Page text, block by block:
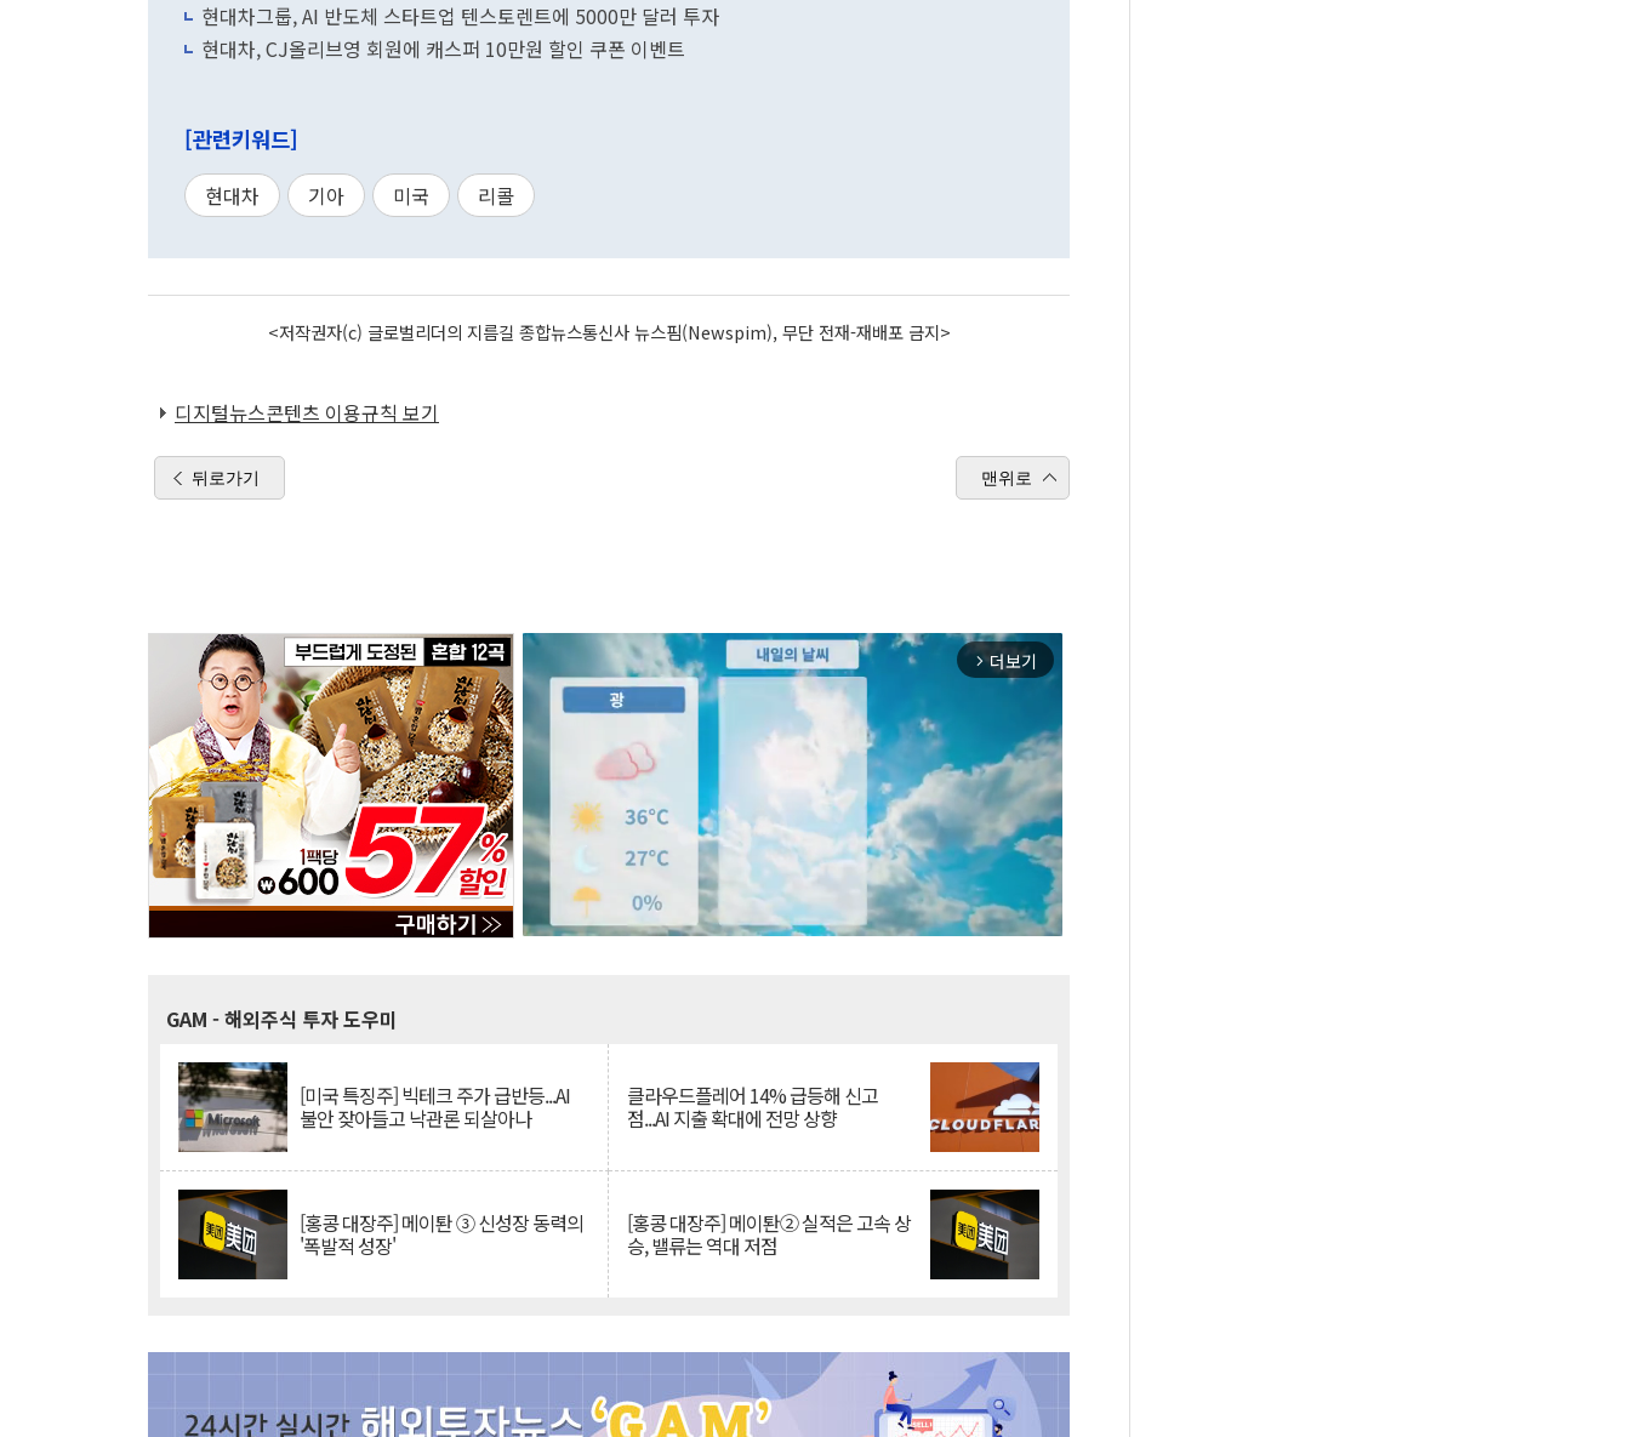
현대차그룹, AI 반도체 스타트업 텐스토렌트에 5000만 달러 투자
현대차, CJ올리브영 회원에 캐스퍼 10만원 할인 쿠폰 이벤트
[관련키워드]
현대차 기아 미국 리콜
<저작권자(c) 글로벌리더의 지름길 종합뉴스통신사 뉴스핌(Newspim), 무단 전재-재배포 금지>
디지털뉴스콘텐츠 이용규칙 보기
뒤로가기 맨위로
arrow_forward_ios 더보기
GAM - 해외주식 투자 도우미
[미국 특징주] 빅테크 주가 급반등...AI
불안 잦아들고 낙관론 되살아나
클라우드플레어 14% 급등해 신고
점...AI 지출 확대에 전망 상향
[홍콩 대장주] 메이퇀 ③ 신성장 동력의
'폭발적 성장'
[홍콩 대장주] 메이퇀② 실적은 고속 상
승, 밸류는 역대 저점